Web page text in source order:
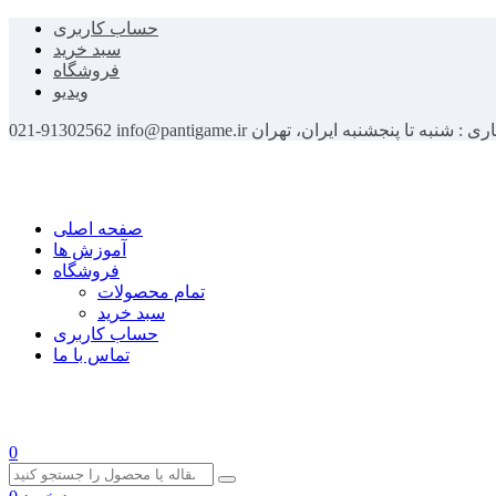
حساب کاربری
سبد خرید
فروشگاه
ویدیو
021-91302562 info@pantigame.ir : شنبه تا پنجشنبه ایران، تهران
صفحه اصلی
آموزش ها
فروشگاه
تمام محصولات
سبد خرید
حساب کاربری
تماس با ما
0